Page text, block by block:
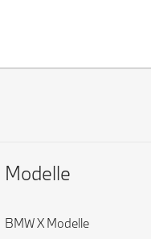
Modelle
BMW X Modelle